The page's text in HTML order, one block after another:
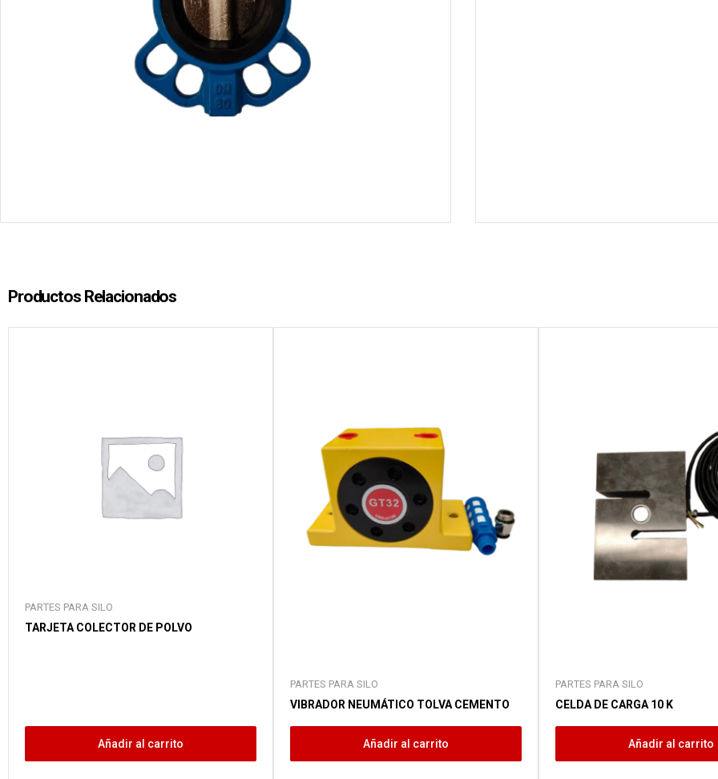
Productos Relacionados
PARTES PARA SILO
TARJETA COLECTOR DE POLVO
Añadir al carrito
PARTES PARA SILO
VIBRADOR NEUMÁTICO TOLVA CEMENTO
Añadir al carrito
PARTES PARA SILO
CELDA DE CARGA 10 K
Añadir al carrito